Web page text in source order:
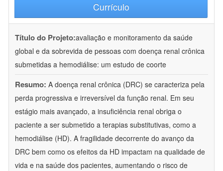
Currículo
Título do Projeto:avaliação e monitoramento da saúde
global e da sobrevida de pessoas com doença renal crônica
submetidas a hemodiálise: um estudo de coorte
Resumo: A doença renal crônica (DRC) se caracteriza pela
perda progressiva e irreversível da função renal. Em seu
estágio mais avançado, a insuficiência renal obriga o
paciente a ser submetido a terapias substitutivas, como a
hemodiálise (HD). A fragilidade decorrente do avanço da
DRC bem como os efeitos da HD impactam na qualidade de
vida e na saúde dos pacientes, aumentando o risco de